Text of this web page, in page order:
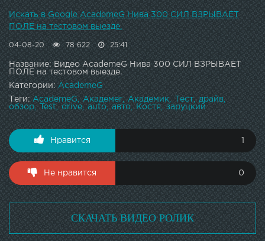
Искать в Google AcademeG Нива 300 СИЛ ВЗРЫВАЕТ
ПОЛЕ на тестовом выезде.
04-08-20 78 622 25:41
Название: Видео AcademeG Нива 300 СИЛ ВЗРЫВАЕТ
ПОЛЕ на тестовом выезде.
Категории:AcademeG
Теги:AcademeG Академег Академик Тест
драйв
обзор
Test drive auto авто Костя заруцкий
Нравится
Не нравится 0
СКАЧАТЬ ВИДЕО РОЛИК